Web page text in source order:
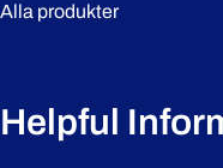
Alla produkter
Helpful